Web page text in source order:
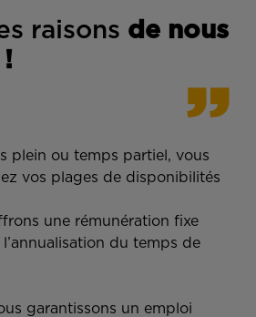
raisons de nous
plein ou temps partiel, vous
vos plages de disponibilités
une rémunération fixe
l’annualisation du temps de
garantissons un emploi